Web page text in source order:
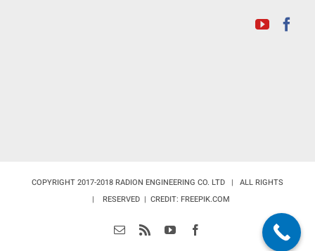
COPYRIGHT 2017-2018 RADION ENGINEERING CO. LTD | ALL RIGHTS
RESERVED | CREDIT: FREEPIK.COM |